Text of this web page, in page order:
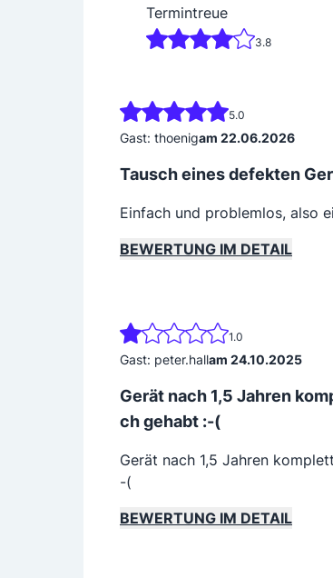
Termintreue
3.8
5.0
Gast: thoenigam 22.06.2026
Tausch eines defekten
Einfach und problemlos, also
BEWERTUNG IM DETAIL
1.0
Gast: peter.hallam 24.10.2025
Gerät nach 1,5 Jahren
ch gehabt :-(
Gerät nach 1,5 Jahren
-(
BEWERTUNG IM DETAIL